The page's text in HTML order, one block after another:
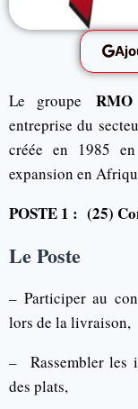
Le groupe RMO
entreprise du
créée en 1985 en
expansion en
POSTE 1 : (25)
Le Poste
– Participer au
lors de la livraison,
– Rassembler les
des plats,